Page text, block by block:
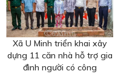
Xã U Minh triển khai xây
dựng 11 căn nhà hỗ trợ gia
đình người có công